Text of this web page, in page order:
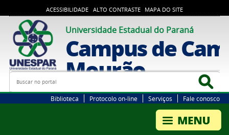
ACESSIBILIDADE ALTO CONTRASTE MAPA DO SITE
Universidade Estadual do Paraná
Campus de
Mourão
Busca
Biblioteca Protocolo on-line Serviços Fale conosco